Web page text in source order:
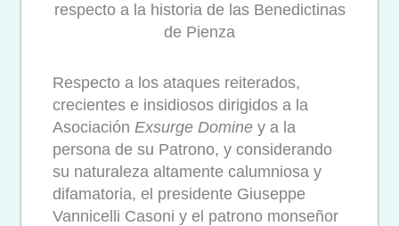
respecto a la historia de las Benedictinas
de Pienza
Respecto a los ataques reiterados,
crecientes e insidiosos dirigidos a la
Asociación Exsurge Domine y a la
persona de su Patrono, y considerando
su naturaleza altamente calumniosa y
difamatoria, el presidente Giuseppe
Vannicelli Casoni y el patrono monseñor